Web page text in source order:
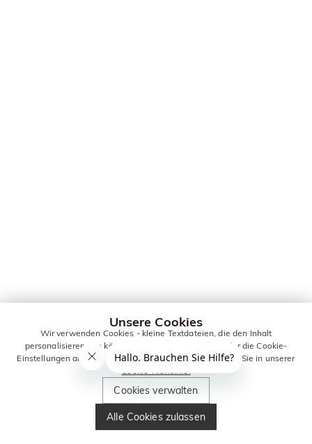
Unsere Cookies
Wir verwenden Cookies - kleine Textdateien, die den Inhalt
personalisieren. Sie können alle Cookies zulassen oder die Cookie-
Einstellungen anpassen. Weitere Informationen erhalten Sie in unserer
Cookie-Richtlinie.
Cookies verwalten
Alle Cookies zulassen